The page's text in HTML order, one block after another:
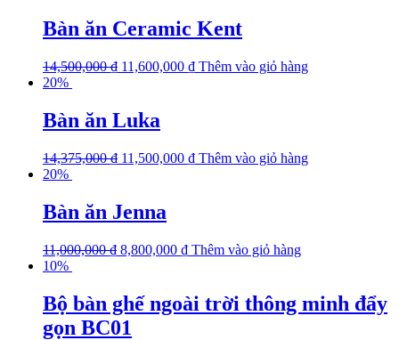
Bàn ăn Ceramic Kent
14,500,000₫ 11,600,000 ₫ Thêm vào giỏ hàng
20%
Bàn ăn Luka
14,375,000₫ 11,500,000 ₫ Thêm vào giỏ hàng
20%
Bàn ăn Jenna
11,000,000₫ 8,800,000 ₫ Thêm vào giỏ hàng
10%
Bộ bàn ghế ngoài trời thông minh đẩy
gọn BC01